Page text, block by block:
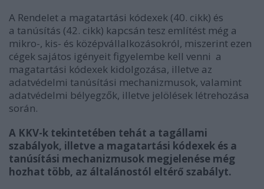
A Rendelet a magatartási kódexek (40. cikk) és
a tanúsítás (42. cikk) kapcsán tesz említést még a
mikro-, kis- és középvállalkozásokról, miszerint ezen
cégek sajátos igényeit figyelembe kell venni a
magatartási kódexek kidolgozása, illetve az
adatvédelmi tanúsítási mechanizmusok, valamint
adatvédelmi bélyegzők, illetve jelölések létrehozása
során.
A KKV-k tekintetében tehát a tagállami
szabályok, illetve a magatartási kódexek és a
tanúsítási mechanizmusok megjelenése még
hozhat több, az általánostól eltérő szabályt.